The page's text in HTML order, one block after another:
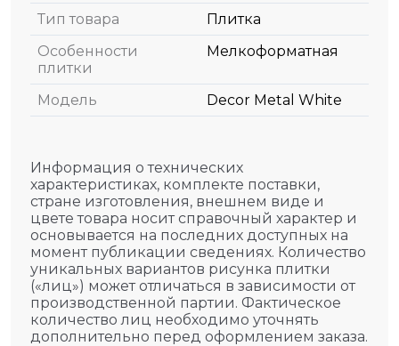
Тип товара
Плитка
Особенности
плитки
Мелкоформатная
Модель Decor Metal White
Информация о технических
характеристиках, комплекте поставки,
стране изготовления, внешнем виде и
цвете товара носит справочный характер и
основывается на последних доступных на
момент публикации сведениях. Количество
уникальных вариантов рисунка плитки
(«лиц») может отличаться в зависимости от
производственной партии. Фактическое
количество лиц необходимо уточнять
дополнительно перед оформлением заказа.